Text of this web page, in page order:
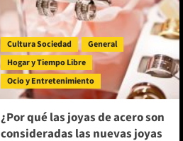
Cultura Sociedad
General
Hogar y Tiempo Libre
Ocio y Entretenimiento
¿Por qué las joyas de acero son
consideradas las nuevas joyas